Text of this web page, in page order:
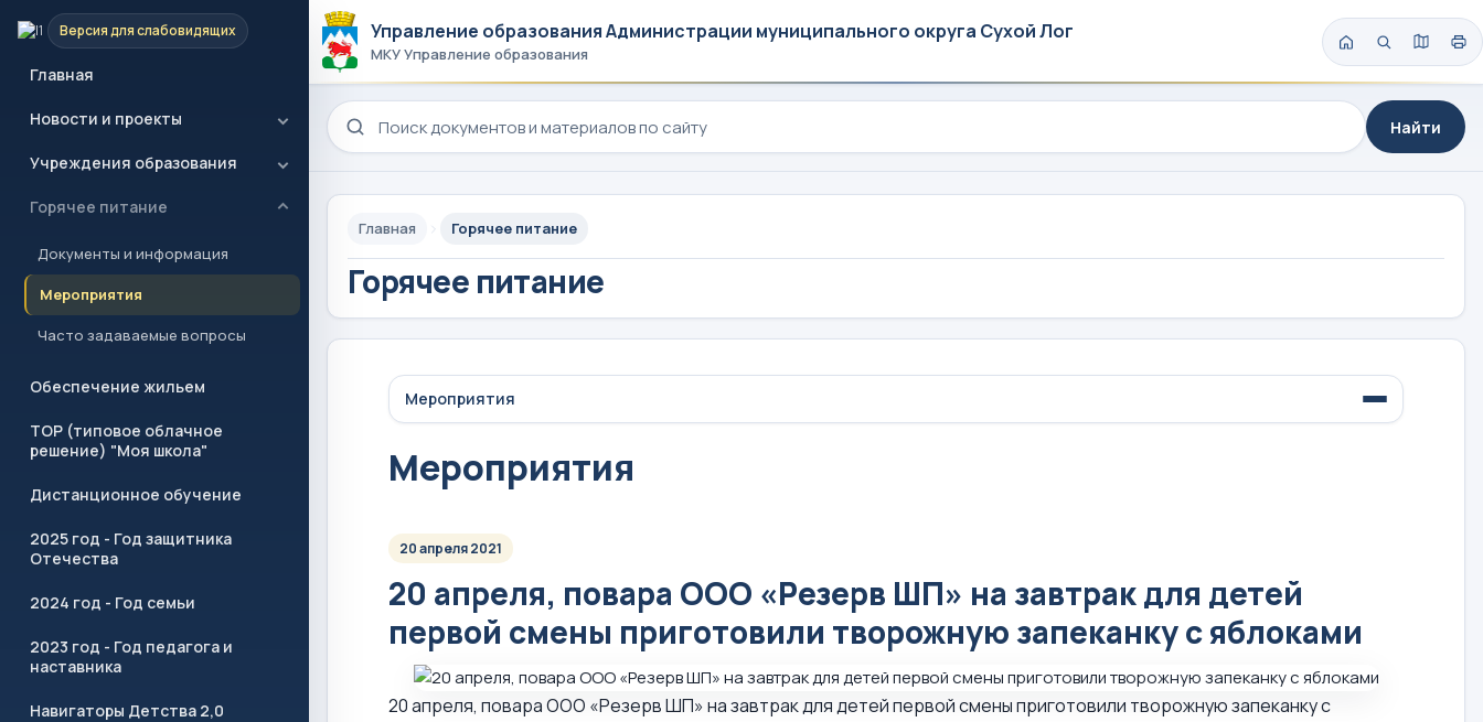
Версия для слабовидящих
Главная
Новости и проекты
Учреждения образования
Горячее питание
Документы и информация
Мероприятия
Часто задаваемые вопросы
Обеспечение жильем
ТОР (типовое облачное
решение) "Моя школа"
Дистанционное обучение
2025 год - Год защитника
Отечества
2024 год - Год семьи
2023 год - Год педагога и
наставника
Навигаторы Детства 2,0
Управление образования Администрации муниципального округа Сухой Лог
МКУ Управление образования
Поиск по сайту
Найти
Главная Горячее питание
Горячее питание
Мероприятия
Мероприятия
20 апреля 2021
20 апреля, повара ООО «Резерв ШП» на завтрак для детей
первой смены приготовили творожную запеканку с яблоками
20 апреля, повара ООО «Резерв ШП» на завтрак для детей первой смены приготовили творожную запеканку с